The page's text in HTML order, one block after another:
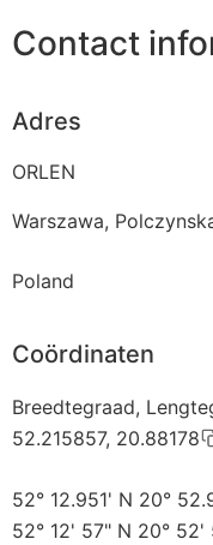
Contact
Adres
ORLEN
Warszawa,
Poland
Coördinaten
Breedtegraad,
52.215857, 20.88178
52° 12.951' N 20°
52° 12' 57" N 20° 52'